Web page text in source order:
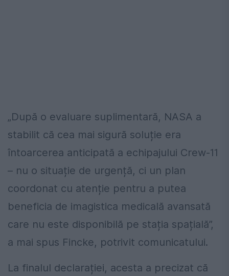
„După o evaluare suplimentară, NASA a
stabilit că cea mai sigură soluție era
întoarcerea anticipată a echipajului Crew-11
– nu o situație de urgență, ci un plan
coordonat cu atenție pentru a putea
beneficia de imagistica medicală avansată
care nu este disponibilă pe stația spațială”,
a mai spus Fincke, potrivit comunicatului.
La finalul declarației, acesta a precizat că